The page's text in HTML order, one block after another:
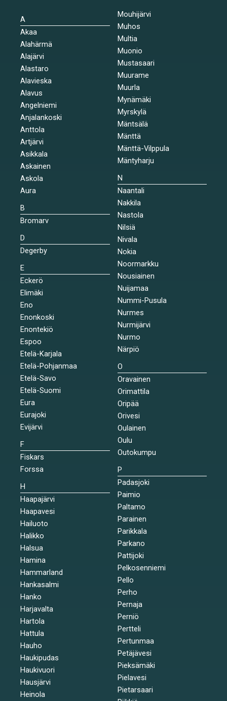
A
Akaa
Alahärmä
Alajärvi
Alastaro
Alavieska
Alavus
Angelniemi
Anjalankoski
Anttola
Artjärvi
Asikkala
Askainen
Askola
Aura
B
Bromarv
D
Degerby
E
Eckerö
Elimäki
Eno
Enonkoski
Enontekiö
Espoo
Etelä-Karjala
Etelä-Pohjanmaa
Etelä-Savo
Etelä-Suomi
Eura
Eurajoki
Evijärvi
F
Fiskars
Forssa
H
Haapajärvi
Haapavesi
Hailuoto
Halikko
Halsua
Hamina
Hammarland
Hankasalmi
Hanko
Harjavalta
Hartola
Hattula
Hauho
Haukipudas
Haukivuori
Hausjärvi
Heinola
Mouhijärvi
Muhos
Multia
Muonio
Mustasaari
Muurame
Muurla
Mynämäki
Myrskylä
Mäntsälä
Mänttä
Mänttä-Vilppula
Mäntyharju
N
Naantali
Nakkila
Nastola
Nilsiä
Nivala
Nokia
Noormarkku
Nousiainen
Nuijamaa
Nummi-Pusula
Nurmes
Nurmijärvi
Nurmo
Närpiö
O
Oravainen
Orimattila
Oripää
Orivesi
Oulainen
Oulu
Outokumpu
P
Padasjoki
Paimio
Paltamo
Parainen
Parikkala
Parkano
Pattijoki
Pelkosenniemi
Pello
Perho
Pernaja
Perniö
Pertteli
Pertunmaa
Petäjävesi
Pieksämäki
Pielavesi
Pietarsaari